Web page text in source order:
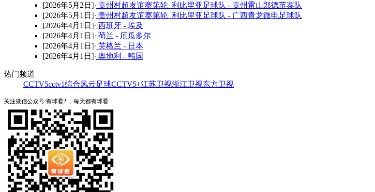
[2026年5月2日]· 贵州村超友谊赛第轮 利比里亚足球队 - 贵州雷山郎德苗寨队
[2026年5月1日]· 贵州村超友谊赛第轮 利比里亚足球队 - 广西青龙微电足球队
[2026年4月1日]· 西班牙 - 埃及
[2026年4月1日]· 荷兰 - 厄瓜多尔
[2026年4月1日]· 英格兰 - 日本
[2026年4月1日]· 奥地利 - 韩国
热门频道
CCTV5cctv1综合风云足球CCTV5+江苏卫视浙江卫视东方卫视
关注微信公众号:有球看2 ，每天都有球看